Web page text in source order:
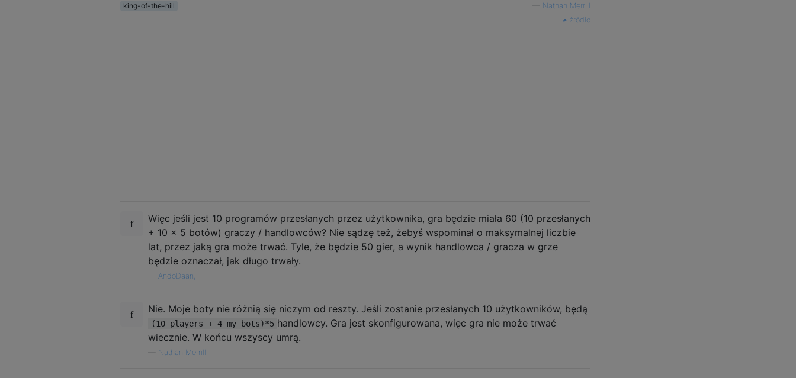
king-of-the-hill
Nathan Merrill
źródło
Więc jeśli jest 10 programów przesłanych przez użytkownika, gra będzie miała 60 (10 przesłanych
+ 10 x 5 botów) graczy / handlowców? Nie sądzę też, żebyś wspominał o maksymalnej liczbie
lat, przez jaką gra może trwać. Tyle, że będzie 50 gier, a wynik handlowca / gracza w grze
będzie oznaczał, jak długo trwały.
AndoDaan,
Nie. Moje boty nie różnią się niczym od reszty. Jeśli zostanie przesłanych 10 użytkowników, będą
(10 players + 4 my bots)*5 handlowcy. Gra jest skonfigurowana, więc gra nie może trwać
wiecznie. W końcu wszyscy umrą.
Nathan Merrill,